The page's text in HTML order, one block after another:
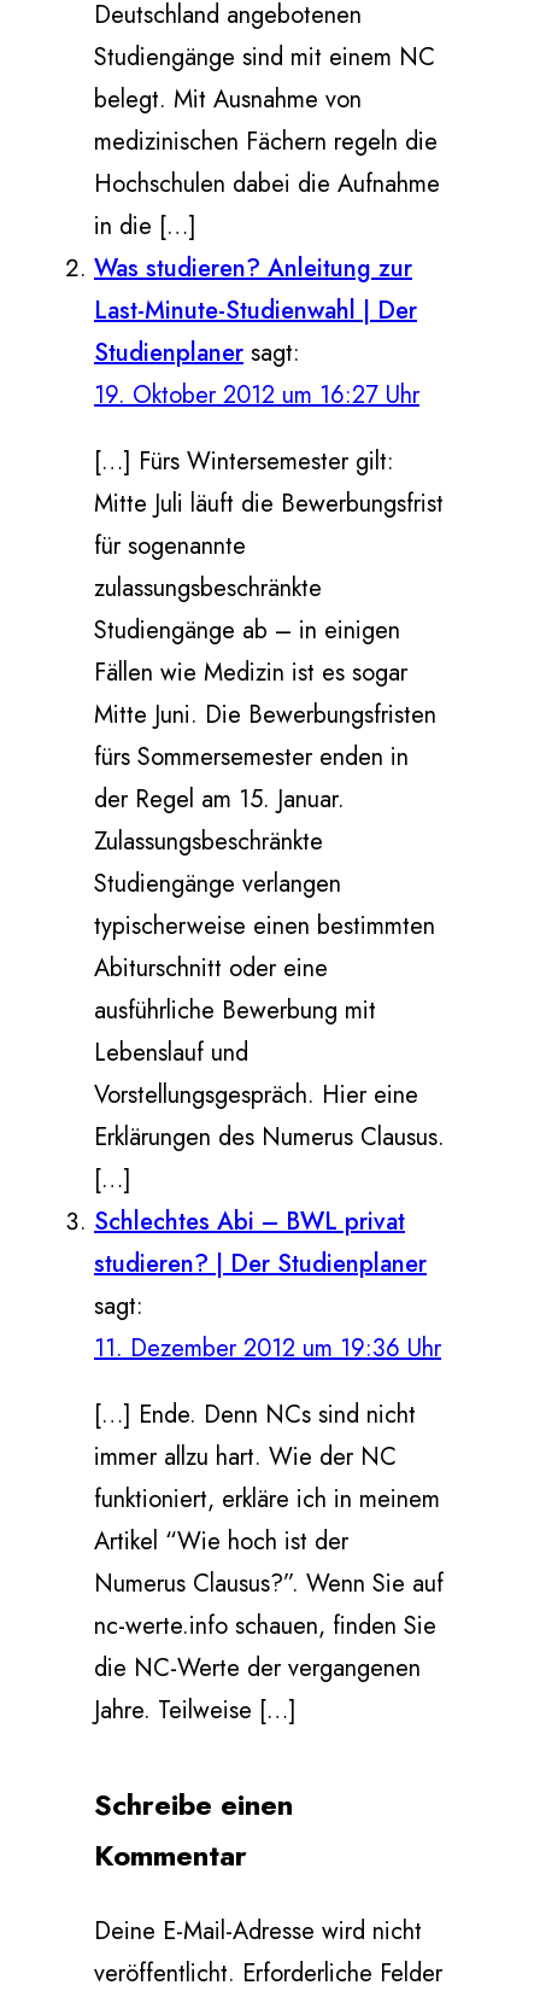
Deutschland angebotenen
Studiengänge sind mit einem NC
belegt. Mit Ausnahme von
medizinischen Fächern regeln die
Hochschulen dabei die Aufnahme
in die […]
Was studieren? Anleitung zur
Last-Minute-Studienwahl | Der
Studienplaner sagt:
19. Oktober 2012 um 16:27 Uhr
[…] Fürs Wintersemester gilt:
Mitte Juli läuft die Bewerbungsfrist
für sogenannte
zulassungsbeschränkte
Studiengänge ab – in einigen
Fällen wie Medizin ist es sogar
Mitte Juni. Die Bewerbungsfristen
fürs Sommersemester enden in
der Regel am 15. Januar.
Zulassungsbeschränkte
Studiengänge verlangen
typischerweise einen bestimmten
Abiturschnitt oder eine
ausführliche Bewerbung mit
Lebenslauf und
Vorstellungsgespräch. Hier eine
Erklärungen des Numerus Clausus.
[…]
Schlechtes Abi – BWL privat
studieren? | Der Studienplaner
sagt:
11. Dezember 2012 um 19:36 Uhr
[…] Ende. Denn NCs sind nicht
immer allzu hart. Wie der NC
funktioniert, erkläre ich in meinem
Artikel “Wie hoch ist der
Numerus Clausus?”. Wenn Sie auf
nc-werte.info schauen, finden Sie
die NC-Werte der vergangenen
Jahre. Teilweise […]
Schreibe einen
Kommentar
Deine E-Mail-Adresse wird nicht
veröffentlicht. Erforderliche Felder